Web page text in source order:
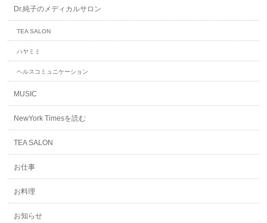
Dr.純子のメディカルサロン
TEA SALON
ハヤミミ
ヘルスコミュニケーション
MUSIC
NewYork Timesを読む
TEA SALON
お仕事
お料理
お知らせ